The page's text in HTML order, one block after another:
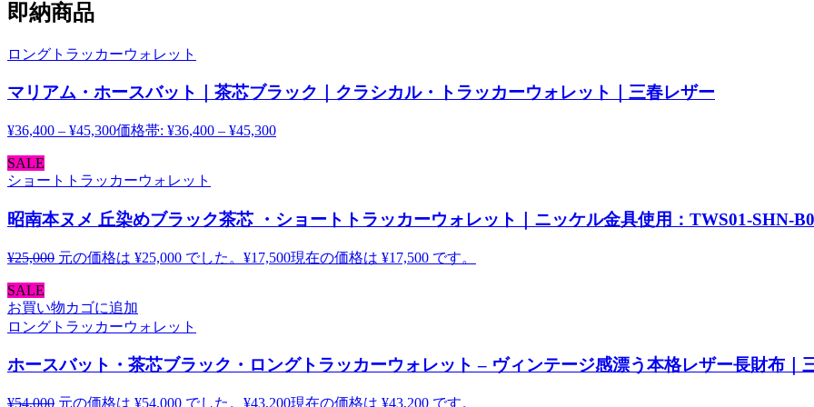
即納商品
ロングトラッカーウォレット
マリアム・ホースバット｜茶芯ブラック｜クラシカル・トラッカーウォレット｜三春レザー
¥36,400 – ¥45,300価格帯: ¥36,400 – ¥45,300
SALE
ショートトラッカーウォレット
昭南本ヌメ 丘染めブラック茶芯 ・ショートトラッカーウォレット｜ニッケル金具使用：TWS01-SHN-
¥25,000 元の価格は ¥25,000 でした。 ¥17,500現在の価格は ¥17,500 です。
SALE
お買い物カゴに追加
ロングトラッカーウォレット
ホースバット・茶芯ブラック・ロングトラッカーウォレット – ヴィンテージ感漂う本格レザー長財布｜
¥54,000 元の価格は ¥54,000 でした。 ¥43,200現在の価格は ¥43,200 です。